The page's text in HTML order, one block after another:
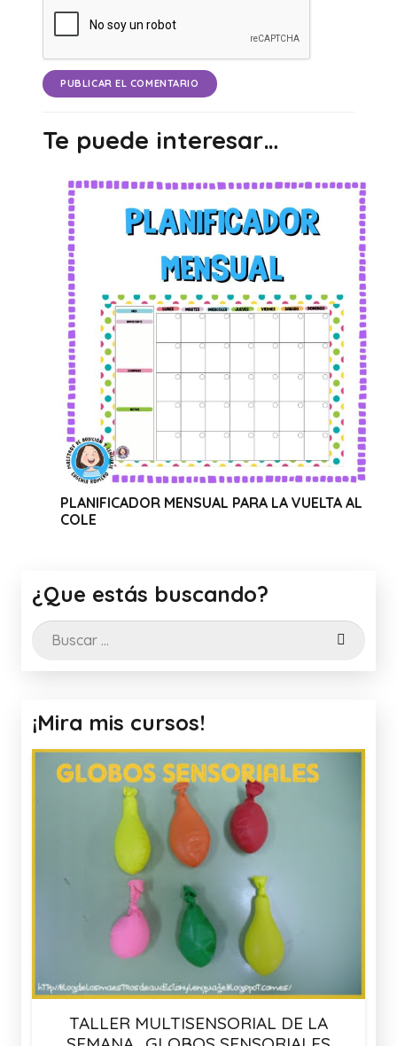
PUBLICAR EL COMENTARIO
Te puede interesar…
MENSUAL PARA LA VUELTA AL
WEBINAR
¿Que estás buscando?
Buscar:
¡Mira mis cursos!
TALLER MULTISENSORIAL DE LA